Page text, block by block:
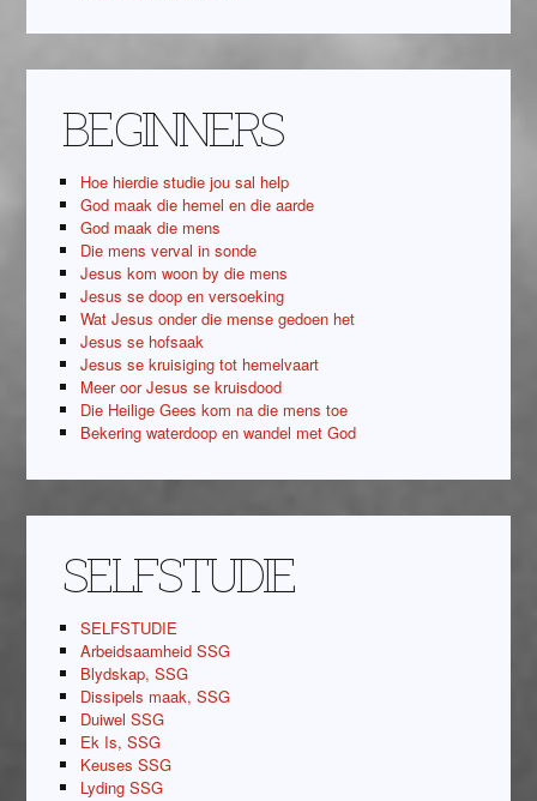
BEGINNERS
Hoe hierdie studie jou sal help
God maak die hemel en die aarde
God maak die mens
Die mens verval in sonde
Jesus kom woon by die mens
Jesus se doop en versoeking
Wat Jesus onder die mense gedoen het
Jesus se hofsaak
Jesus se kruisiging tot hemelvaart
Meer oor Jesus se kruisdood
Die Heilige Gees kom na die mens toe
Bekering waterdoop en wandel met God
SELFSTUDIE
SELFSTUDIE
Arbeidsaamheid SSG
Blydskap, SSG
Dissipels maak, SSG
Duiwel SSG
Ek Is, SSG
Keuses SSG
Lyding SSG